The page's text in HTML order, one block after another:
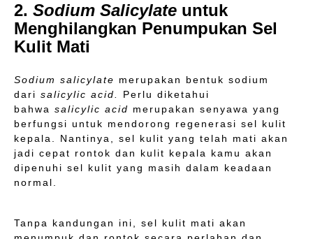
2. Sodium Salicylate untuk
Menghilangkan Penumpukan Sel
Kulit Mati
Sodium salicylate merupakan bentuk sodium
dari salicylic acid. Perlu diketahui
bahwa salicylic acid merupakan senyawa yang
berfungsi untuk mendorong regenerasi sel kulit
kepala. Nantinya, sel kulit yang telah mati akan
jadi cepat rontok dan kulit kepala kamu akan
dipenuhi sel kulit yang masih dalam keadaan
normal.
Tanpa kandungan ini, sel kulit mati akan